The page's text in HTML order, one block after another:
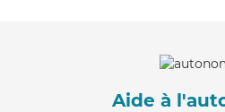
Aide à